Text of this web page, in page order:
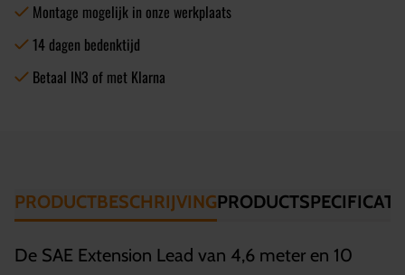
Montage mogelijk in onze werkplaats
14 dagen bedenktijd
Betaal IN3 of met Klarna
PRODUCTBESCHRIJVING
De SAE Extension Lead van 4,6 meter en 10